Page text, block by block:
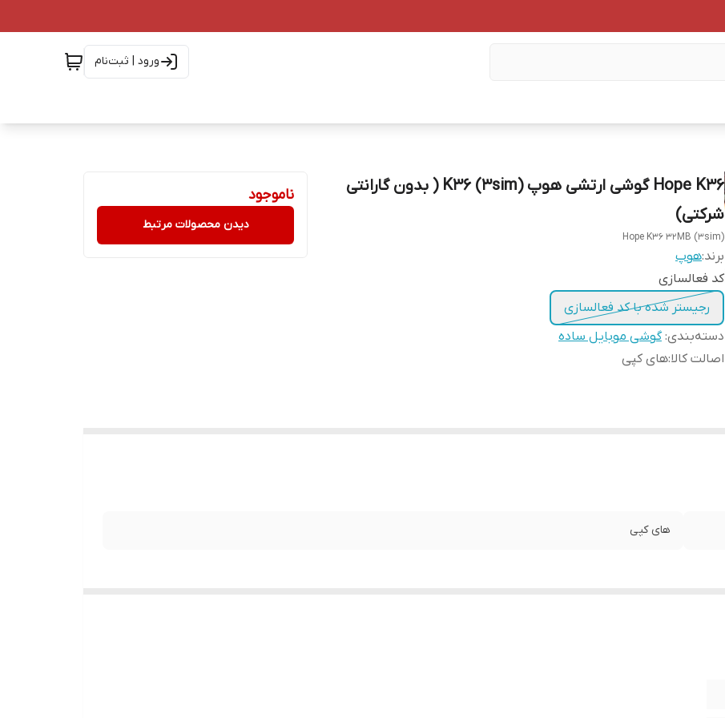
ورود | ثبت‌نام
Hope K36 گوشی ارتشی هوپ K36 (3sim) ( بدون گارانتی
شرکتی)
Hope K36 32MB (3sim)
برند:هوپ
کد فعالسازی
رجیستر شده با کد فعالسازی
دسته‌بندی:گوشی موبایل ساده
اصالت کالا:های کپی
ناموجود
دیدن محصولات مرتبط
های کپی